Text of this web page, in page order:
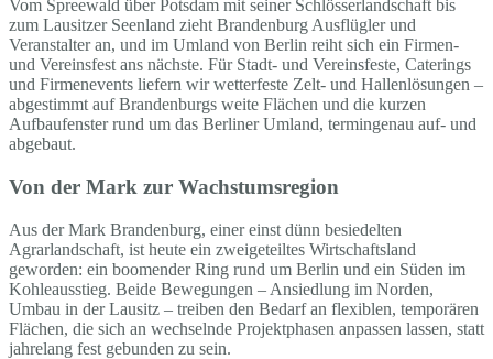
Vom Spreewald über Potsdam mit seiner Schlösserlandschaft bis
zum Lausitzer Seenland zieht Brandenburg Ausflügler und
Veranstalter an, und im Umland von Berlin reiht sich ein Firmen-
und Vereinsfest ans nächste. Für Stadt- und Vereinsfeste, Caterings
und Firmenevents liefern wir wetterfeste Zelt- und Hallenlösungen –
abgestimmt auf Brandenburgs weite Flächen und die kurzen
Aufbaufenster rund um das Berliner Umland, termingenau auf- und
abgebaut.
Von der Mark zur Wachstumsregion
Aus der Mark Brandenburg, einer einst dünn besiedelten
Agrarlandschaft, ist heute ein zweigeteiltes Wirtschaftsland
geworden: ein boomender Ring rund um Berlin und ein Süden im
Kohleausstieg. Beide Bewegungen – Ansiedlung im Norden,
Umbau in der Lausitz – treiben den Bedarf an flexiblen, temporären
Flächen, die sich an wechselnde Projektphasen anpassen lassen, statt
jahrelang fest gebunden zu sein.